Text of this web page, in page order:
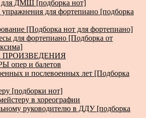
для ДМШ [подборка нот]
для фортепиано [подборка
[Подборка нот для фортепиано]
для фортепиано [Подборка от
опер и балетов
и послевоенных лет [Подборка
[подборки нот]
в хореографии
руководителю в ДДУ [подборка